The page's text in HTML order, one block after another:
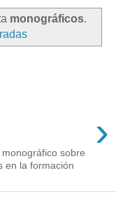
monográficos.
›
sobre
en la formación